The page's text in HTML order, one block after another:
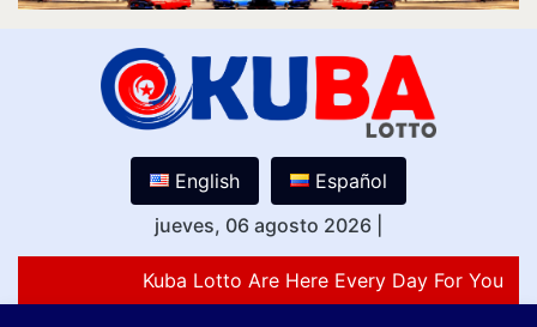
English
Español
jueves, 06 agosto 2026
Kuba Lotto Are Here Every Day For You